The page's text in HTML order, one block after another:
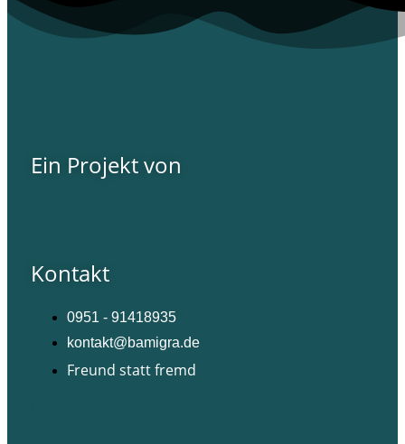
Ein Projekt von
Kontakt
0951 - 91418935
kontakt@bamigra.de
Freund statt fremd